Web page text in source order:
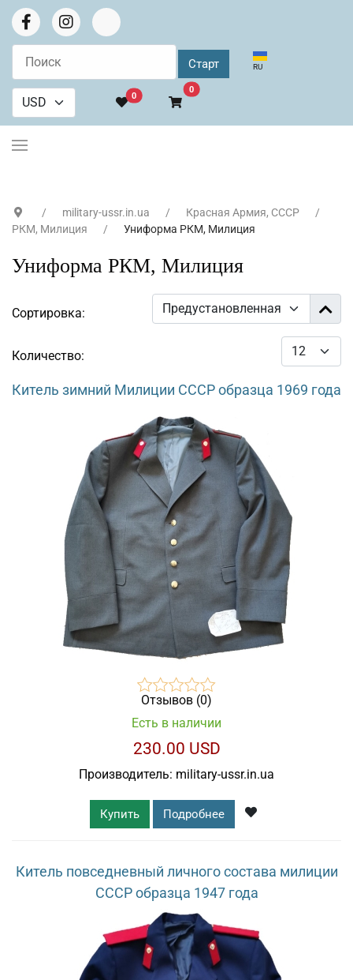
Выберите язык
RU
0
0В корзину
military-ussr.in.ua
Красная Армия, СССР
РКМ, Милиция
Униформа РКМ, Милиция
Униформа РКМ, Милиция
Сортировка:
Количество:
Китель зимний Милиции СССР образца 1969 года
Отзывов (0)
Есть в наличии
230.00 USD
Производитель: military-ussr.in.ua
Купить Подробнее
Китель повседневный личного состава милиции
СССР образца 1947 года